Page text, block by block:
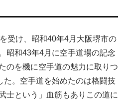
受け、昭和40年4月大阪堺市の
昭和43年4月に空手道場の記念
のを機に空手道の魅力に取りつ
た。空手道を始めたのは格闘技
士という」血筋もありこの道に